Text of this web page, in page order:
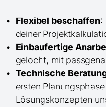
Flexibel beschaffen:
deiner
Einbaufertige
gelocht, mit
Technische
ersten
Lösungskonzepten